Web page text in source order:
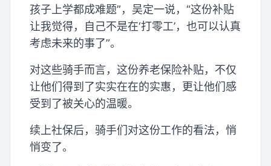
孩子上学都成难题”，吴定一说，“这份补贴
让我觉得，自己不是在‘打零工’，也可以认真
考虑未来的事了”。
对这些骑手而言，这份养老保险补贴，不仅
让他们得到了实实在在的实惠，更让他们感
受到了被关心的温暖。
续上社保后，骑手们对这份工作的看法，悄
悄变了。